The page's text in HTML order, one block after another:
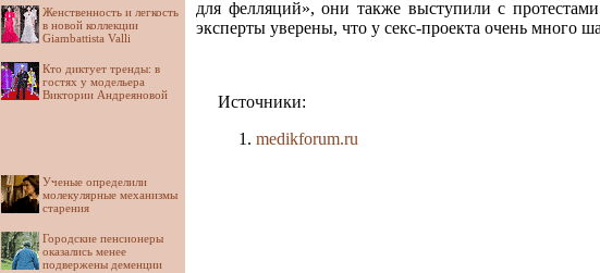
Женственность и легкость
в новой коллекции
Giambattista Valli
Кто диктует тренды: в
гостях у модельера
Виктории Андреяновой
Ученые определили
молекулярные механизмы
старения
Городские пенсионеры
оказались менее
подвержены деменции
для фелляций», они также выступили с
эксперты уверены, что у секс-проекта очень много
Источники:
medikforum.ru